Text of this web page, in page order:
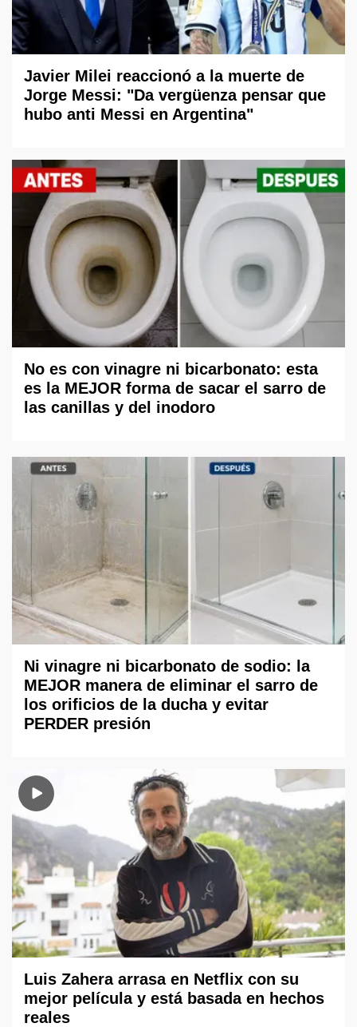
Javier Milei reaccionó a la muerte de
Jorge Messi: "Da vergüenza pensar que
hubo anti Messi en Argentina"
No es con vinagre ni bicarbonato: esta
es la MEJOR forma de sacar el sarro de
las canillas y del inodoro
Ni vinagre ni bicarbonato de sodio: la
MEJOR manera de eliminar el sarro de
los orificios de la ducha y evitar
PERDER presión
Luis Zahera arrasa en Netflix con su
mejor película y está basada en hechos
reales